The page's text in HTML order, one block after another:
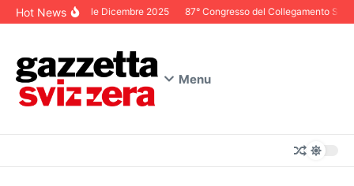
Salta al contenuto
Hot NewsEditoriale Dicembre 2025 87° Congresso del Collegamento
Menu